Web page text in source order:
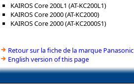
KAIROS Core 200L1 (AT-KC200L1)
KAIROS Core 2000 (AT-KC2000)
KAIROS Core 2000 (AT-KC2000S1)
Retour sur la fiche de la marque Panasonic
English version of this page